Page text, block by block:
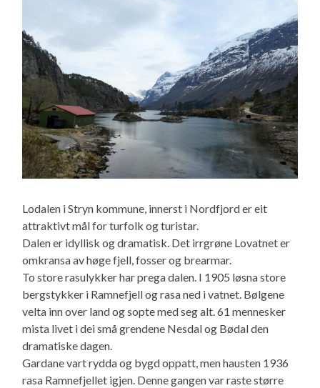
Lodalen i Stryn kommune, innerst i Nordfjord er eit
attraktivt mål for turfolk og turistar.
Dalen er idyllisk og dramatisk. Det irrgrøne Lovatnet er
omkransa av høge fjell, fosser og brearmar.
To store rasulykker har prega dalen. I 1905 løsna store
bergstykker i Ramnefjell og rasa ned i vatnet. Bølgene
velta inn over land og sopte med seg alt. 61 mennesker
mista livet i dei små grendene Nesdal og Bødal den
dramatiske dagen.
Gardane vart rydda og bygd oppatt, men hausten 1936
rasa Ramnefjellet igjen. Denne gangen var raste større